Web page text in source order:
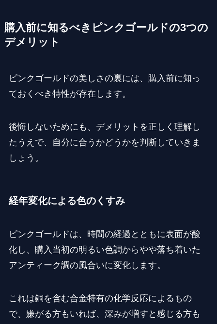
購入前に知るべきピンクゴールドの3つの
デメリット
ピンクゴールドの美しさの裏には、購入前に知っ
ておくべき特性が存在します。
後悔しないためにも、デメリットを正しく理解し
たうえで、自分に合うかどうかを判断していきま
しょう。
経年変化による色のくすみ
ピンクゴールドは、時間の経過とともに表面が酸
化し、購入当初の明るい色調からやや落ち着いた
アンティーク調の風合いに変化します。
これは銅を含む合金特有の化学反応によるもの
で、嫌がる方もいれば、深みが増すと感じる方も